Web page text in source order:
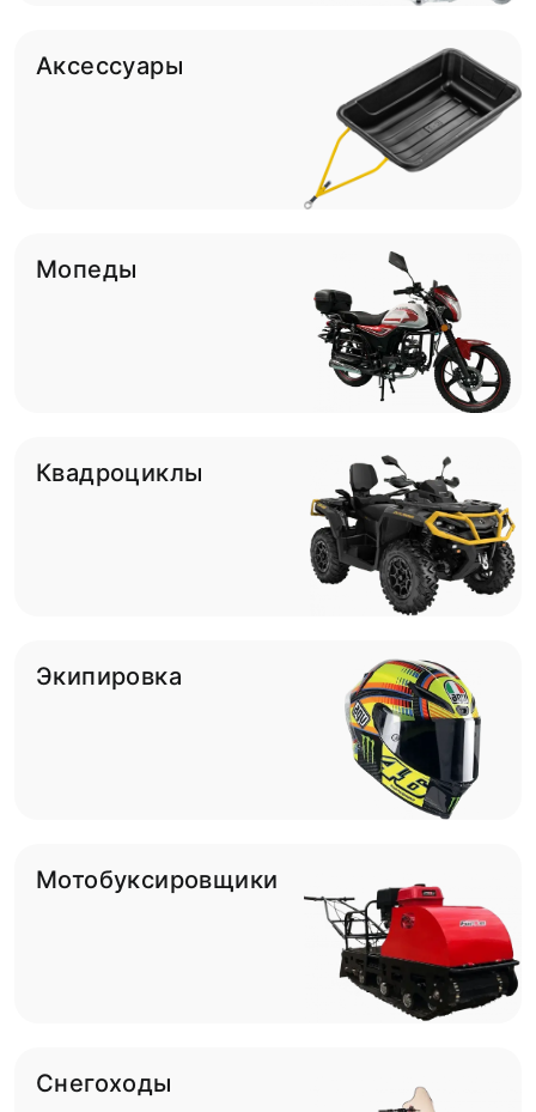
Аксессуары
Мопеды
Квадроциклы
Экипировка
Мотобуксировщики
Снегоходы